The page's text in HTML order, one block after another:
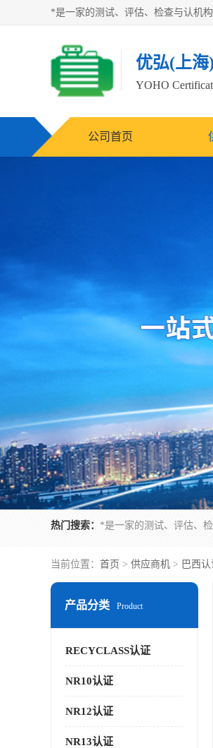
优弘(上
YOHO
公司首页
热门搜索：
当前位置： 首页 > 供应商机 > 巴西认
产品分类 Product
RECYCLASS认证
NR10认证
NR12认证
NR13认证